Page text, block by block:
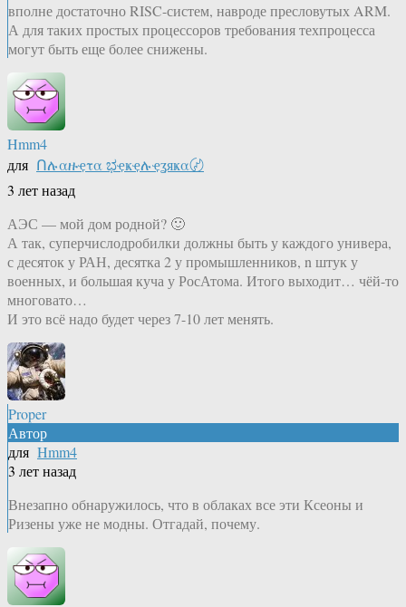
вполне достаточно RISC-систем, навроде пресловутых ARM.
А для таких простых процессоров требования техпроцесса
могут быть еще более снижены.
Hmm4
для Ոሉαዙҿτα ಭҿҝҿሉҿʓяҝα〄
3 лет назад
АЭС — мой дом родной? 🙂
А так, суперчислодробилки должны быть у каждого универа,
с десяток у РАН, десятка 2 у промышленников, n штук у
военных, и большая куча у РосАтома. Итого выходит… чёй-то
многовато…
И это всё надо будет через 7-10 лет менять.
Proper
Автор
для Hmm4
3 лет назад
Внезапно обнаружилось, что в облаках все эти Ксеоны и
Ризены уже не модны. Отгадай, почему.